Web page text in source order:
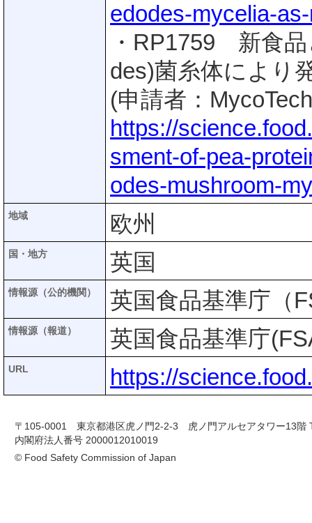
edodes-mycelia-
・RP1759 新食
des)菌糸体により
(申請者：
https://
sment-of-pea-
odes-mushroom-
地域 欧州
国・地方 英国
情報源（公的機関） 英国食品基準庁（
情報源（報道） 英国食品基準庁
URL https://
〒105-0001 東京都港区虎ノ門2-2-3 虎ノ門アルセアタワー13階
内閣府法人番号 2000012010019
© Food Safety Commission of Japan